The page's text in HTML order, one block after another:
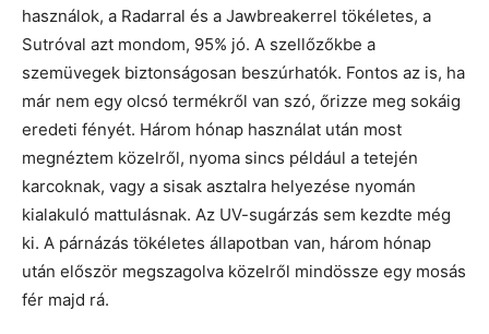
használok, a Radarral és a Jawbreakerrel tökéletes, a
Sutróval azt mondom, 95% jó. A szellőzőkbe a
szemüvegek biztonságosan beszúrhatók. Fontos az is, ha
már nem egy olcsó termékről van szó, őrizze meg sokáig
eredeti fényét. Három hónap használat után most
megnéztem közelről, nyoma sincs például a tetején
karcoknak, vagy a sisak asztalra helyezése nyomán
kialakuló mattulásnak. Az UV-sugárzás sem kezdte még
ki. A párnázás tökéletes állapotban van, három hónap
után először megszagolva közelről mindössze egy mosás
fér majd rá.